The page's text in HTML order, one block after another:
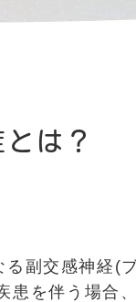
は？
副交感神経(
を伴う場合